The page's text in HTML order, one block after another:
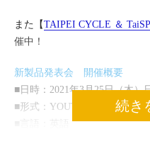
また【TAIPEI CYCLE ＆
催中！
新製品発表会 開催概要
■日時：2021年3月25日（木）
■形式：YOUTUBE LIVE配信
続き